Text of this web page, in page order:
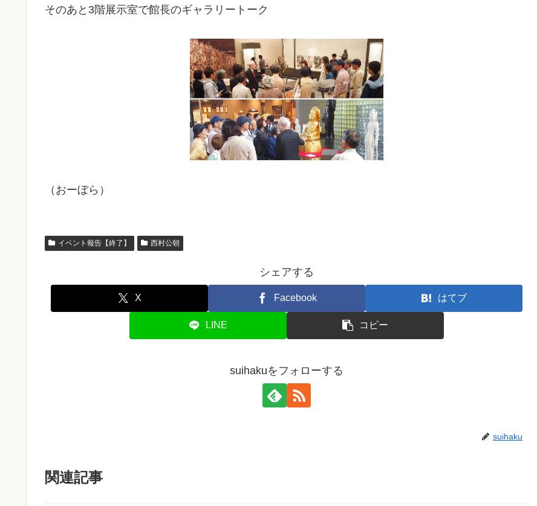
そのあと3階展示室で館長のギャラリートーク
（おーぼら）
イベント報告【終了】 西村公朝
シェアする
X Facebook はてブ
LINE コピー
suihakuをフォローする
suihaku
関連記事